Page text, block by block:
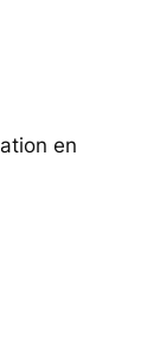
en